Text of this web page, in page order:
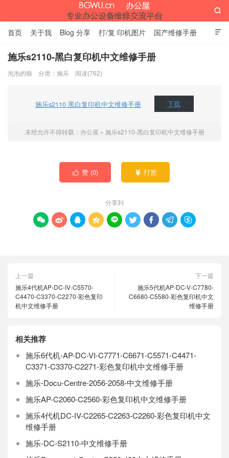

首页 关于我 Blog 分享 打/复 印机图片 国产维修手册
外资维修手册 伊萨网址大全 办公设备网页名片

施乐s2110-黑白复印机中文维修手册
泡泡的狼 分类： 施乐 阅读(762)
施乐s2110 黑白复印机中文维修手册 下载
未经允许不得转载： 办公屋 » 施乐s2110-黑白复印机中文维修手册
 赞 (0)  打赏
分享到
        
上一篇
施乐4代机AP-DC-IV-C5570-
C4470-C3370-C2270-彩色复印
机中文维修手册
下一篇
施乐5代机AP-DC-V-C7780-
C6680-C5580-彩色复印机中文
维修手册
相关推荐
施乐6代机-AP-DC-VI-C7771-C6671-C5571-C4471-
C3371-C3370-C2271-彩色复印机中文维修手册
施乐-Docu-Centre-2056-2058-中文维修手册
施乐AP-C2060-C2560-彩色复印机中文维修手册
施乐4代机DC-IV-C2265-C2263-C2260-彩色复印机中文
维修手册
施乐-DC-S2110-中文维修手册